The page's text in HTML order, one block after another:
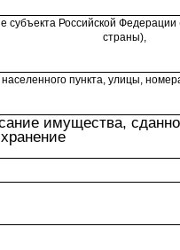
субъекта Российской
страны),
пункта, улицы,
имущества,
хранение